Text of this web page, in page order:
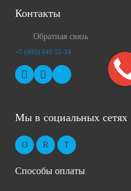
Контакты
Обратная связь
+7 (495) 045 55-34
Мы в социальных сетях
Способы оплаты